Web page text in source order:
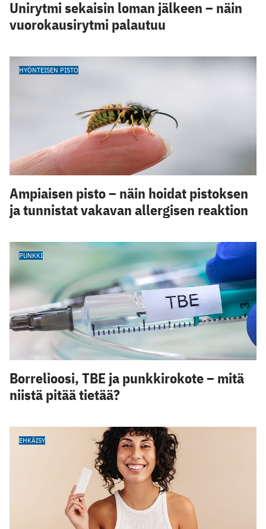
Unirytmi sekaisin loman jälkeen – näin
vuorokausirytmi palautuu
HYÖNTEISEN PISTO
Ampiaisen pisto – näin hoidat pistoksen
ja tunnistat vakavan allergisen reaktion
PUNKKI
Borrelioosi, TBE ja punkkirokote – mitä
niistä pitää tietää?
EHKÄISY